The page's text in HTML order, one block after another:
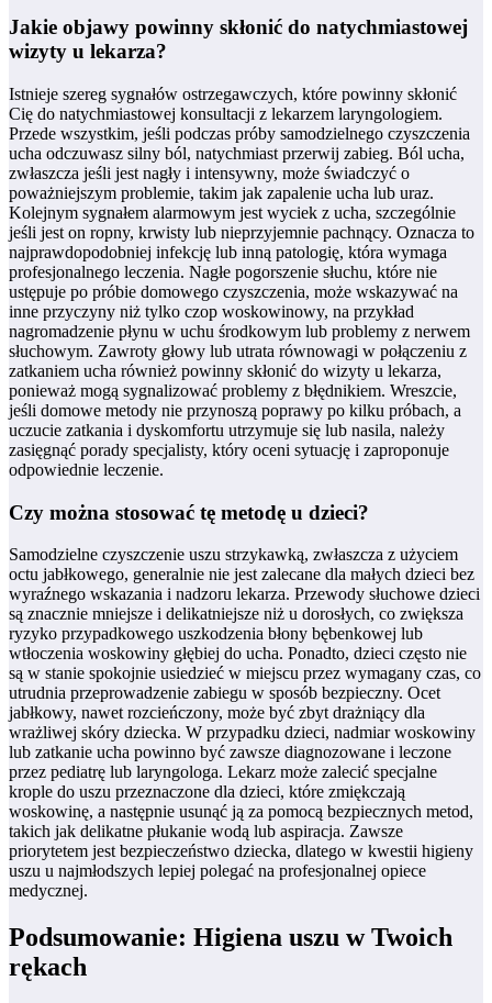
Jakie objawy powinny skłonić do natychmiastowej
wizyty u lekarza?
Istnieje szereg sygnałów ostrzegawczych, które powinny skłonić
Cię do natychmiastowej konsultacji z lekarzem laryngologiem.
Przede wszystkim, jeśli podczas próby samodzielnego czyszczenia
ucha odczuwasz silny ból, natychmiast przerwij zabieg. Ból ucha,
zwłaszcza jeśli jest nagły i intensywny, może świadczyć o
poważniejszym problemie, takim jak zapalenie ucha lub uraz.
Kolejnym sygnałem alarmowym jest wyciek z ucha, szczególnie
jeśli jest on ropny, krwisty lub nieprzyjemnie pachnący. Oznacza to
najprawdopodobniej infekcję lub inną patologię, która wymaga
profesjonalnego leczenia. Nagłe pogorszenie słuchu, które nie
ustępuje po próbie domowego czyszczenia, może wskazywać na
inne przyczyny niż tylko czop woskowinowy, na przykład
nagromadzenie płynu w uchu środkowym lub problemy z nerwem
słuchowym. Zawroty głowy lub utrata równowagi w połączeniu z
zatkaniem ucha również powinny skłonić do wizyty u lekarza,
ponieważ mogą sygnalizować problemy z błędnikiem. Wreszcie,
jeśli domowe metody nie przynoszą poprawy po kilku próbach, a
uczucie zatkania i dyskomfortu utrzymuje się lub nasila, należy
zasięgnąć porady specjalisty, który oceni sytuację i zaproponuje
odpowiednie leczenie.
Czy można stosować tę metodę u dzieci?
Samodzielne czyszczenie uszu strzykawką, zwłaszcza z użyciem
octu jabłkowego, generalnie nie jest zalecane dla małych dzieci bez
wyraźnego wskazania i nadzoru lekarza. Przewody słuchowe dzieci
są znacznie mniejsze i delikatniejsze niż u dorosłych, co zwiększa
ryzyko przypadkowego uszkodzenia błony bębenkowej lub
wtłoczenia woskowiny głębiej do ucha. Ponadto, dzieci często nie
są w stanie spokojnie usiedzieć w miejscu przez wymagany czas, co
utrudnia przeprowadzenie zabiegu w sposób bezpieczny. Ocet
jabłkowy, nawet rozcieńczony, może być zbyt drażniący dla
wrażliwej skóry dziecka. W przypadku dzieci, nadmiar woskowiny
lub zatkanie ucha powinno być zawsze diagnozowane i leczone
przez pediatrę lub laryngologa. Lekarz może zalecić specjalne
krople do uszu przeznaczone dla dzieci, które zmiękczają
woskowinę, a następnie usunąć ją za pomocą bezpiecznych metod,
takich jak delikatne płukanie wodą lub aspiracja. Zawsze
priorytetem jest bezpieczeństwo dziecka, dlatego w kwestii higieny
uszu u najmłodszych lepiej polegać na profesjonalnej opiece
medycznej.
Podsumowanie: Higiena uszu w Twoich
rękach